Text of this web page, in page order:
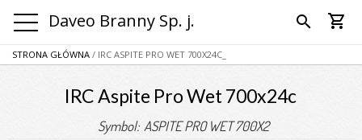
Daveo Branny Sp. j. search shopping_cart
STRONA GŁÓWNA / IRC ASPITE PRO WET 700X24C_
IRC Aspite Pro Wet 700x24c
Symbol: ASPITE PRO WET 700X2